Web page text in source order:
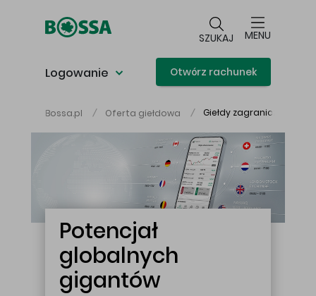
SZUKAJ MENU
Logowanie Otwórz rachunek
Bossa.pl Oferta giełdowa Giełdy zagraniczne
Potencjał
globalnych
gigantów